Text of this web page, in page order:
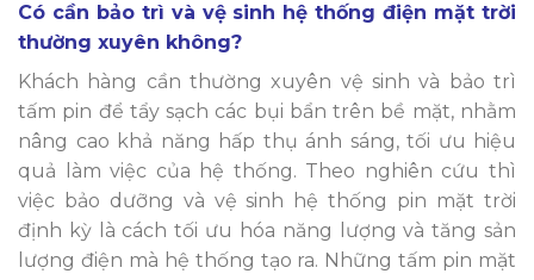
Có cần bảo trì và vệ sinh hệ thống điện mặt trời
thường xuyên không?
Khách hàng cần thường xuyên vệ sinh và bảo trì
tấm pin để tẩy sạch các bụi bẩn trên bề mặt, nhằm
nâng cao khả năng hấp thụ ánh sáng, tối ưu hiệu
quả làm việc của hệ thống. Theo nghiên cứu thì
việc bảo dưỡng và vệ sinh hệ thống pin mặt trời
định kỳ là cách tối ưu hóa năng lượng và tăng sản
lượng điện mà hệ thống tạo ra. Những tấm pin mặt